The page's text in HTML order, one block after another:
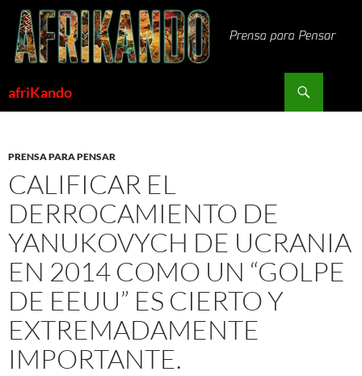
Saltar
contenido
afriKando
PRENSA PARA PENSAR
CALIFICAR EL
DERROCAMIENTO DE
YANUKOVYCH DE UCRANIA
EN 2014 COMO UN “GOLPE
DE EEUU” ES CIERTO Y
EXTREMADAMENTE
IMPORTANTE.